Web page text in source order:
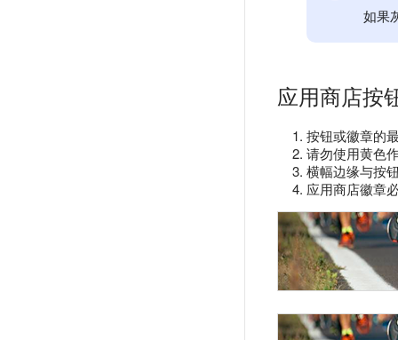
如果
应用商店按
按钮或徽章的
请勿使用黄色
横幅边缘与按
应用商店徽章